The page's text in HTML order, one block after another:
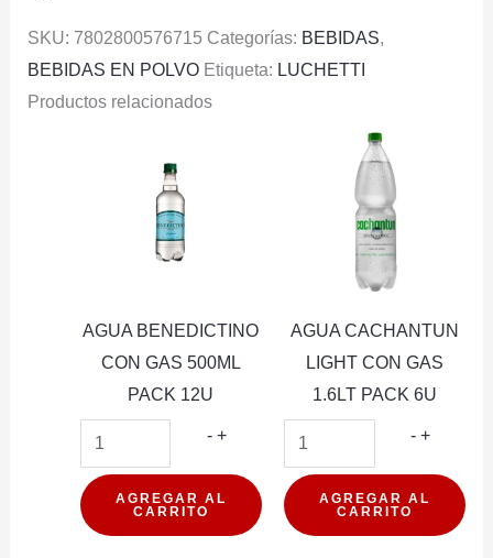
SKU: 7802800576715 Categorías: BEBIDAS,
BEBIDAS EN POLVO Etiqueta: LUCHETTI
Productos relacionados
AGUA BENEDICTINO
CON GAS 500ML
PACK 12U
- AGUA
BENEDICTINO
CON
GAS
+
AGREGAR AL
CARRITO
AGUA CACHANTUN
LIGHT CON GAS
1.6LT PACK 6U
- AGUA
LIGHT
CON
+
AGREGAR AL
CARRITO